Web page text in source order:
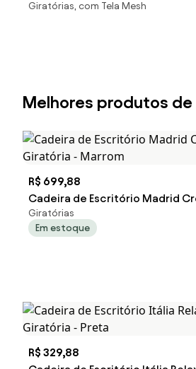
Opus Roal Preta Encosto em Tela
Giratórias, com Tela Mesh
Melhores produtos de
R$ 699,88
Cadeira de Escritório Madrid
Giratória - Marrom
Giratórias
Em estoque
R$ 329,88